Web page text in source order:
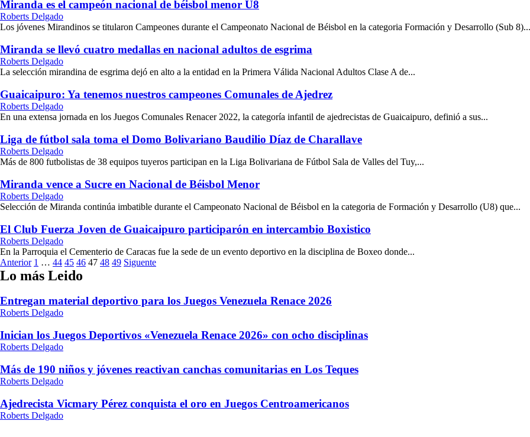
Miranda es el campeón nacional de béisbol menor U8
Roberts Delgado
Los jóvenes Mirandinos se titularon Campeones durante el Campeonato Nacional de Béisbol en la categoria Formación y Desarrollo (Sub 8)...
Miranda se llevó cuatro medallas en nacional adultos de esgrima
Roberts Delgado
La selección mirandina de esgrima dejó en alto a la entidad en la Primera Válida Nacional Adultos Clase A de...
Guaicaipuro: Ya tenemos nuestros campeones Comunales de Ajedrez
Roberts Delgado
En una extensa jornada en los Juegos Comunales Renacer 2022, la categoría infantil de ajedrecistas de Guaicaipuro, definió a sus...
Liga de fútbol sala toma el Domo Bolivariano Baudilio Díaz de Charallave
Roberts Delgado
Más de 800 futbolistas de 38 equipos tuyeros participan en la Liga Bolivariana de Fútbol Sala de Valles del Tuy,...
Miranda vence a Sucre en Nacional de Béisbol Menor
Roberts Delgado
Selección de Miranda continúa imbatible durante el Campeonato Nacional de Béisbol en la categoria de Formación y Desarrollo (U8) que...
El Club Fuerza Joven de Guaicaipuro participarón en intercambio Boxistico
Roberts Delgado
En la Parroquia el Cementerio de Caracas fue la sede de un evento deportivo en la disciplina de Boxeo donde...
Paginación
de
entradas
Anterior 1 … 44 45 46 47 48 49 Siguente
Lo más Leido
Entregan material deportivo para los Juegos Venezuela Renace 2026
Roberts Delgado
Inician los Juegos Deportivos «Venezuela Renace 2026» con ocho disciplinas
Roberts Delgado
Más de 190 niños y jóvenes reactivan canchas comunitarias en Los Teques
Roberts Delgado
Ajedrecista Vicmary Pérez conquista el oro en Juegos Centroamericanos
Roberts Delgado